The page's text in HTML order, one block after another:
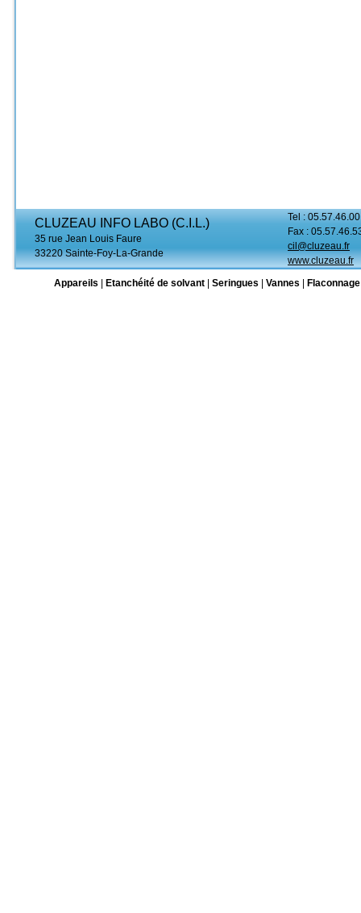
CLUZEAU INFO LABO (C.I.L.)
35 rue Jean Louis Faure
33220 Sainte-Foy-La-Grande
Tel :
Fax :
cil@cluzeau.fr
www.cluzeau.fr
Appareils
Etanchéité de solvant Seringues Vannes Flaconnage